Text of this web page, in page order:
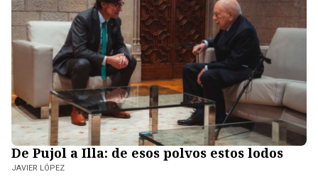
De Pujol a Illa: de esos polvos estos lodos
JAVIER LÓPEZ